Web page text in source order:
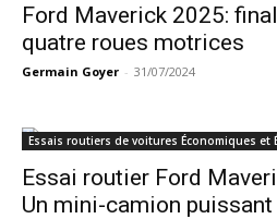
Ford Maverick 2025:
quatre roues motrices
Germain Goyer - 31/07/2024
Essais routiers de voitures Économiques et
Essai routier Ford
Un mini-camion puissant